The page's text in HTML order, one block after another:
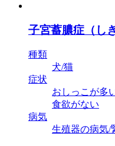
子宮蓄膿症（し
種類
犬/猫
症状
おしっこが多
食欲がない
病気
生殖器の病気/